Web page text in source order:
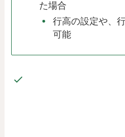
た場合
行高の設定や、
可能